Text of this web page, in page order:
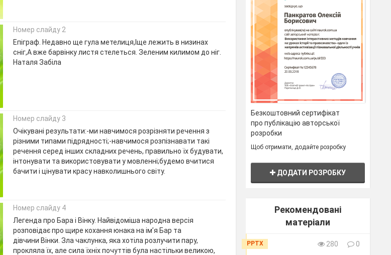
Номер слайду 2
Епіграф. Недавно ще гула метелиця,Іще лежить в низинах
сніг,А вже барвінку листя стелеться. Зеленим килимом до ніг.
Наталя Забіла
Номер слайду 3
Очікувані результати:-ми навчимося розрізняти речення з
різними типами підрядності;-навчимося розпізнавати такі
речення серед інших складних речень, правильно їх будувати,
інтонувати та використовувати у мовленні;будемо вчитися
бачити і цінувати красу навколишнього світу.
Номер слайду 4
Легенда про Бара і Вінку. Найвідоміша народна версія
розповідає про щире кохання юнака на ім’я Бар та
дівчини Вінки. Зла чаклунка, яка хотіла розлучити пару,
прокляла їх, але сила їхніх почуттів була настільки великою,
Безкоштовний сертифікат
про публікацію авторської
розробки
Щоб отримати, додайте розробку
ДОДАТИ РОЗРОБКУ
Рекомендовані
матеріали
PPTX 280
0